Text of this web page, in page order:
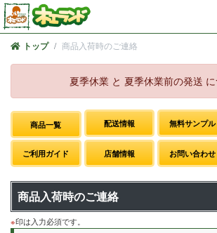
トップ 商品入荷時のご連絡
夏季休業 と 夏季休業前の発送
商品一覧 配送情報 無料サンプル
ご利用ガイド 店舗情報 お問い合わせ
商品入荷時のご連絡
※印は入力必須です。